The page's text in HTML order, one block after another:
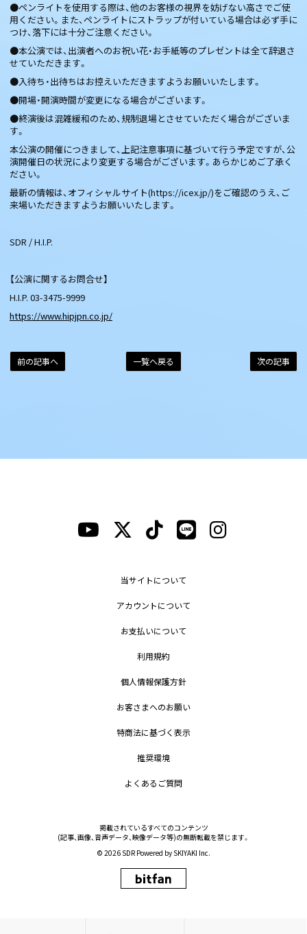
●ペンライトを使用する際は、他のお客様の視界を妨げない高さでご使
用ください。また、ペンライトにストラップが付いている場合は必ず手に
つけ、落下には十分ご注意ください。
●本公演では、出演者へのお祝い花・お手紙等のプレゼントは全て辞退さ
せていただきます。​
●入待ち・出待ちはお控えいただきますようお願いいたします。​
●開場・開演時間が変更になる場合がございます。
●終演後は混雑緩和のため、規制退場とさせていただく場合がございま
す。
本公演の開催につきまして、上記注意事項に基づいて行う予定ですが、公
演開催日の状況により変更する場合がございます。あらかじめご了承く
ださい。
最新の情報は、オフィシャルサイト(https://icex.jp/)をご確認のうえ、ご
来場いただきますようお願いいたします。​​​​​​​​​​​​
SDR / H.I.P.
【公演に関するお問合せ】
H.I.P. 03-3475-9999
https://www.hipjpn.co.jp/
次の記事
一覧へ戻る
前の記事へ
当サイトについて
アカウントについて
お支払いについて
利用規約
個人情報保護方針
お客さまへのお願い
特商法に基づく表示
推奨環境
よくあるご質問
掲載されているすべてのコンテンツ
(記事、画像、音声データ、映像データ等)の無断転載を禁じます。
© 2026 SDR Powered by SKIYAKI Inc.